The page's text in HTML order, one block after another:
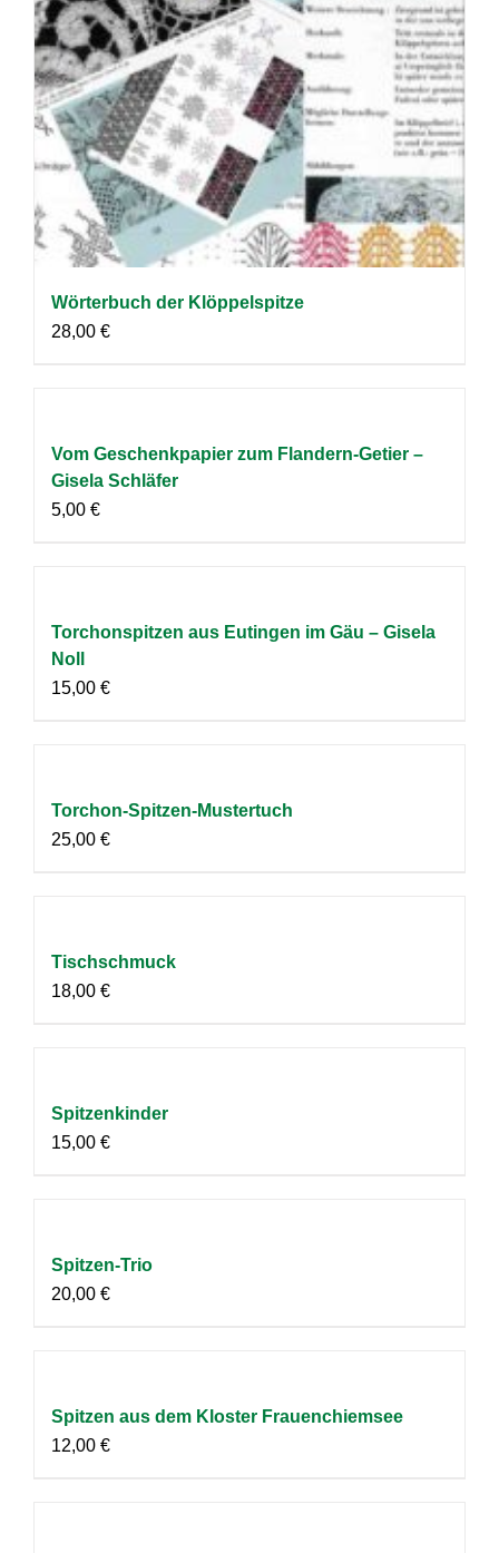
Wörterbuch der Klöppelspitze
28,00 €
Vom Geschenkpapier zum Flandern-Getier –
Gisela Schläfer
5,00 €
Torchonspitzen aus Eutingen im Gäu – Gisela
Noll
15,00 €
Torchon-Spitzen-Mustertuch
25,00 €
Tischschmuck
18,00 €
Spitzenkinder
15,00 €
Spitzen-Trio
20,00 €
Spitzen aus dem Kloster Frauenchiemsee
12,00 €